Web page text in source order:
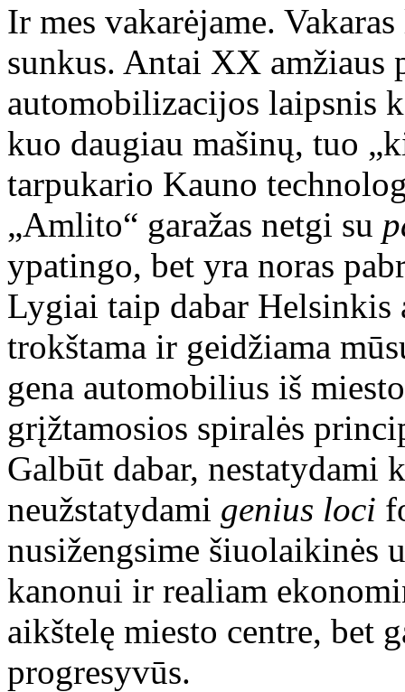
Ir mes vakarėjame.
sunkus. Antai XX amžiaus
automobilizacijos laipsnis
kuo daugiau mašinų, tuo
tarpukario Kauno
„Amlito“ garažas netgi su
ypatingo, bet yra noras
Lygiai taip dabar Helsinkis
trokštama ir geidžiama
gena automobilius iš
grįžtamosios spiralės
Galbūt dabar, nestatydami
neužstatydami genius loci
nusižengsime šiuolaikinės
kanonui ir realiam
aikštelę miesto centre, bet
progresyvūs.